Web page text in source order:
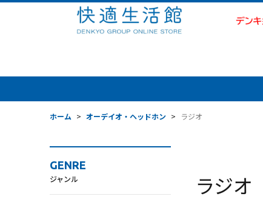
ホーム > オーデイオ・ヘッドホン > ラジオ
GENRE
ジャンル ラジオ